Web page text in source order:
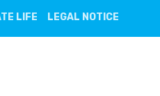
LIFE LEGAL NOTICE